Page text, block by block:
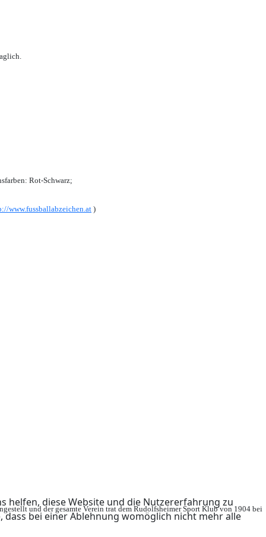
helfen, diese Website und die Nutzererfahrung zu
dass bei einer Ablehnung womöglich nicht mehr alle
Rot-Schwarz;
www.fussballabzeichen.at )
und der gesamte Verein trat dem Rudolfsheimer Sport Klub von 1904 bei